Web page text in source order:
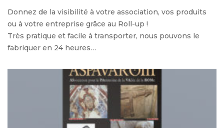
Donnez de la visibilité à votre association, vos produits
ou à votre entreprise grâce au Roll-up !
Très pratique et facile à transporter, nous pouvons le
fabriquer en 24 heures…